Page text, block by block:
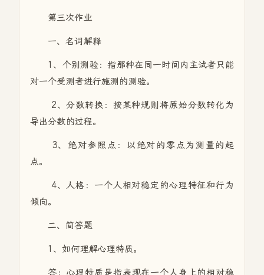
第三次作业
一、名词解释
1、个别测验：指那种在同一时间内主试者只能
对一个受测者进行施测的测验。
2、分数转换：按某种规则将原始分数转化为
导出分数的过程。
3、绝对参照点：以绝对的零点为测量的起
点。
4、人格：一个人相对稳定的心理特征和行为
倾向。
二、简答题
1、如何理解心理特质。
答：心理特质是指表现在一个人身上的相对稳